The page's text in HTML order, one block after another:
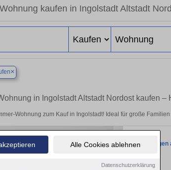
Alle Cookies ablehnen
Datenschutzerklärung
kaufen in Ingolstadt Altstadt
×
in Ingolstadt Altstadt Nordost kaufen
Wohnung zum Kauf in Ingolstadt! Ideal für große
2